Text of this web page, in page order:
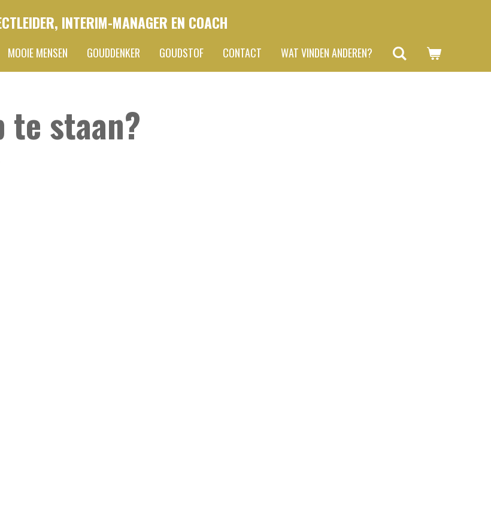
INTERIM-MANAGER EN COACH
MOOIE MENSEN GOUDDENKER GOUDSTOF CONTACT WAT VINDEN ANDEREN?
staan?